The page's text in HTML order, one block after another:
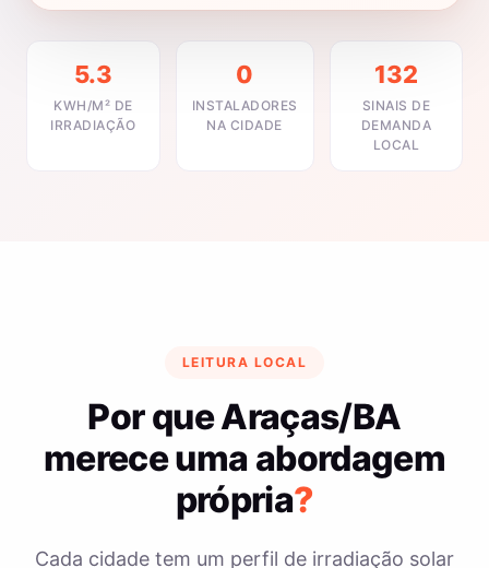
5.3
KWH/M² DE
IRRADIAÇÃO
0
INSTALADORES
NA CIDADE
132
SINAIS DE
DEMANDA
LOCAL
LEITURA LOCAL
Por que Araças/BA
merece uma abordagem
própria?
Cada cidade tem um perfil de irradiação solar